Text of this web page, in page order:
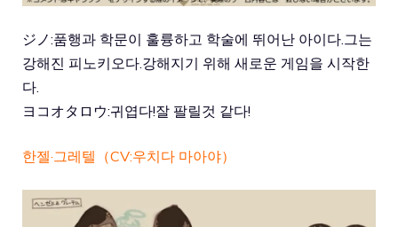
ジノ:품행과 학문이 훌륭하고 학술에 뛰어난 아이다.그는
강해진 피노키오다.강해지기 위해 새로운 게임을 시작한
다.
ヨコオタロウ:귀엽다!잘 팔릴것 같다!
한젤·그레텔（CV:우치다 마아야）